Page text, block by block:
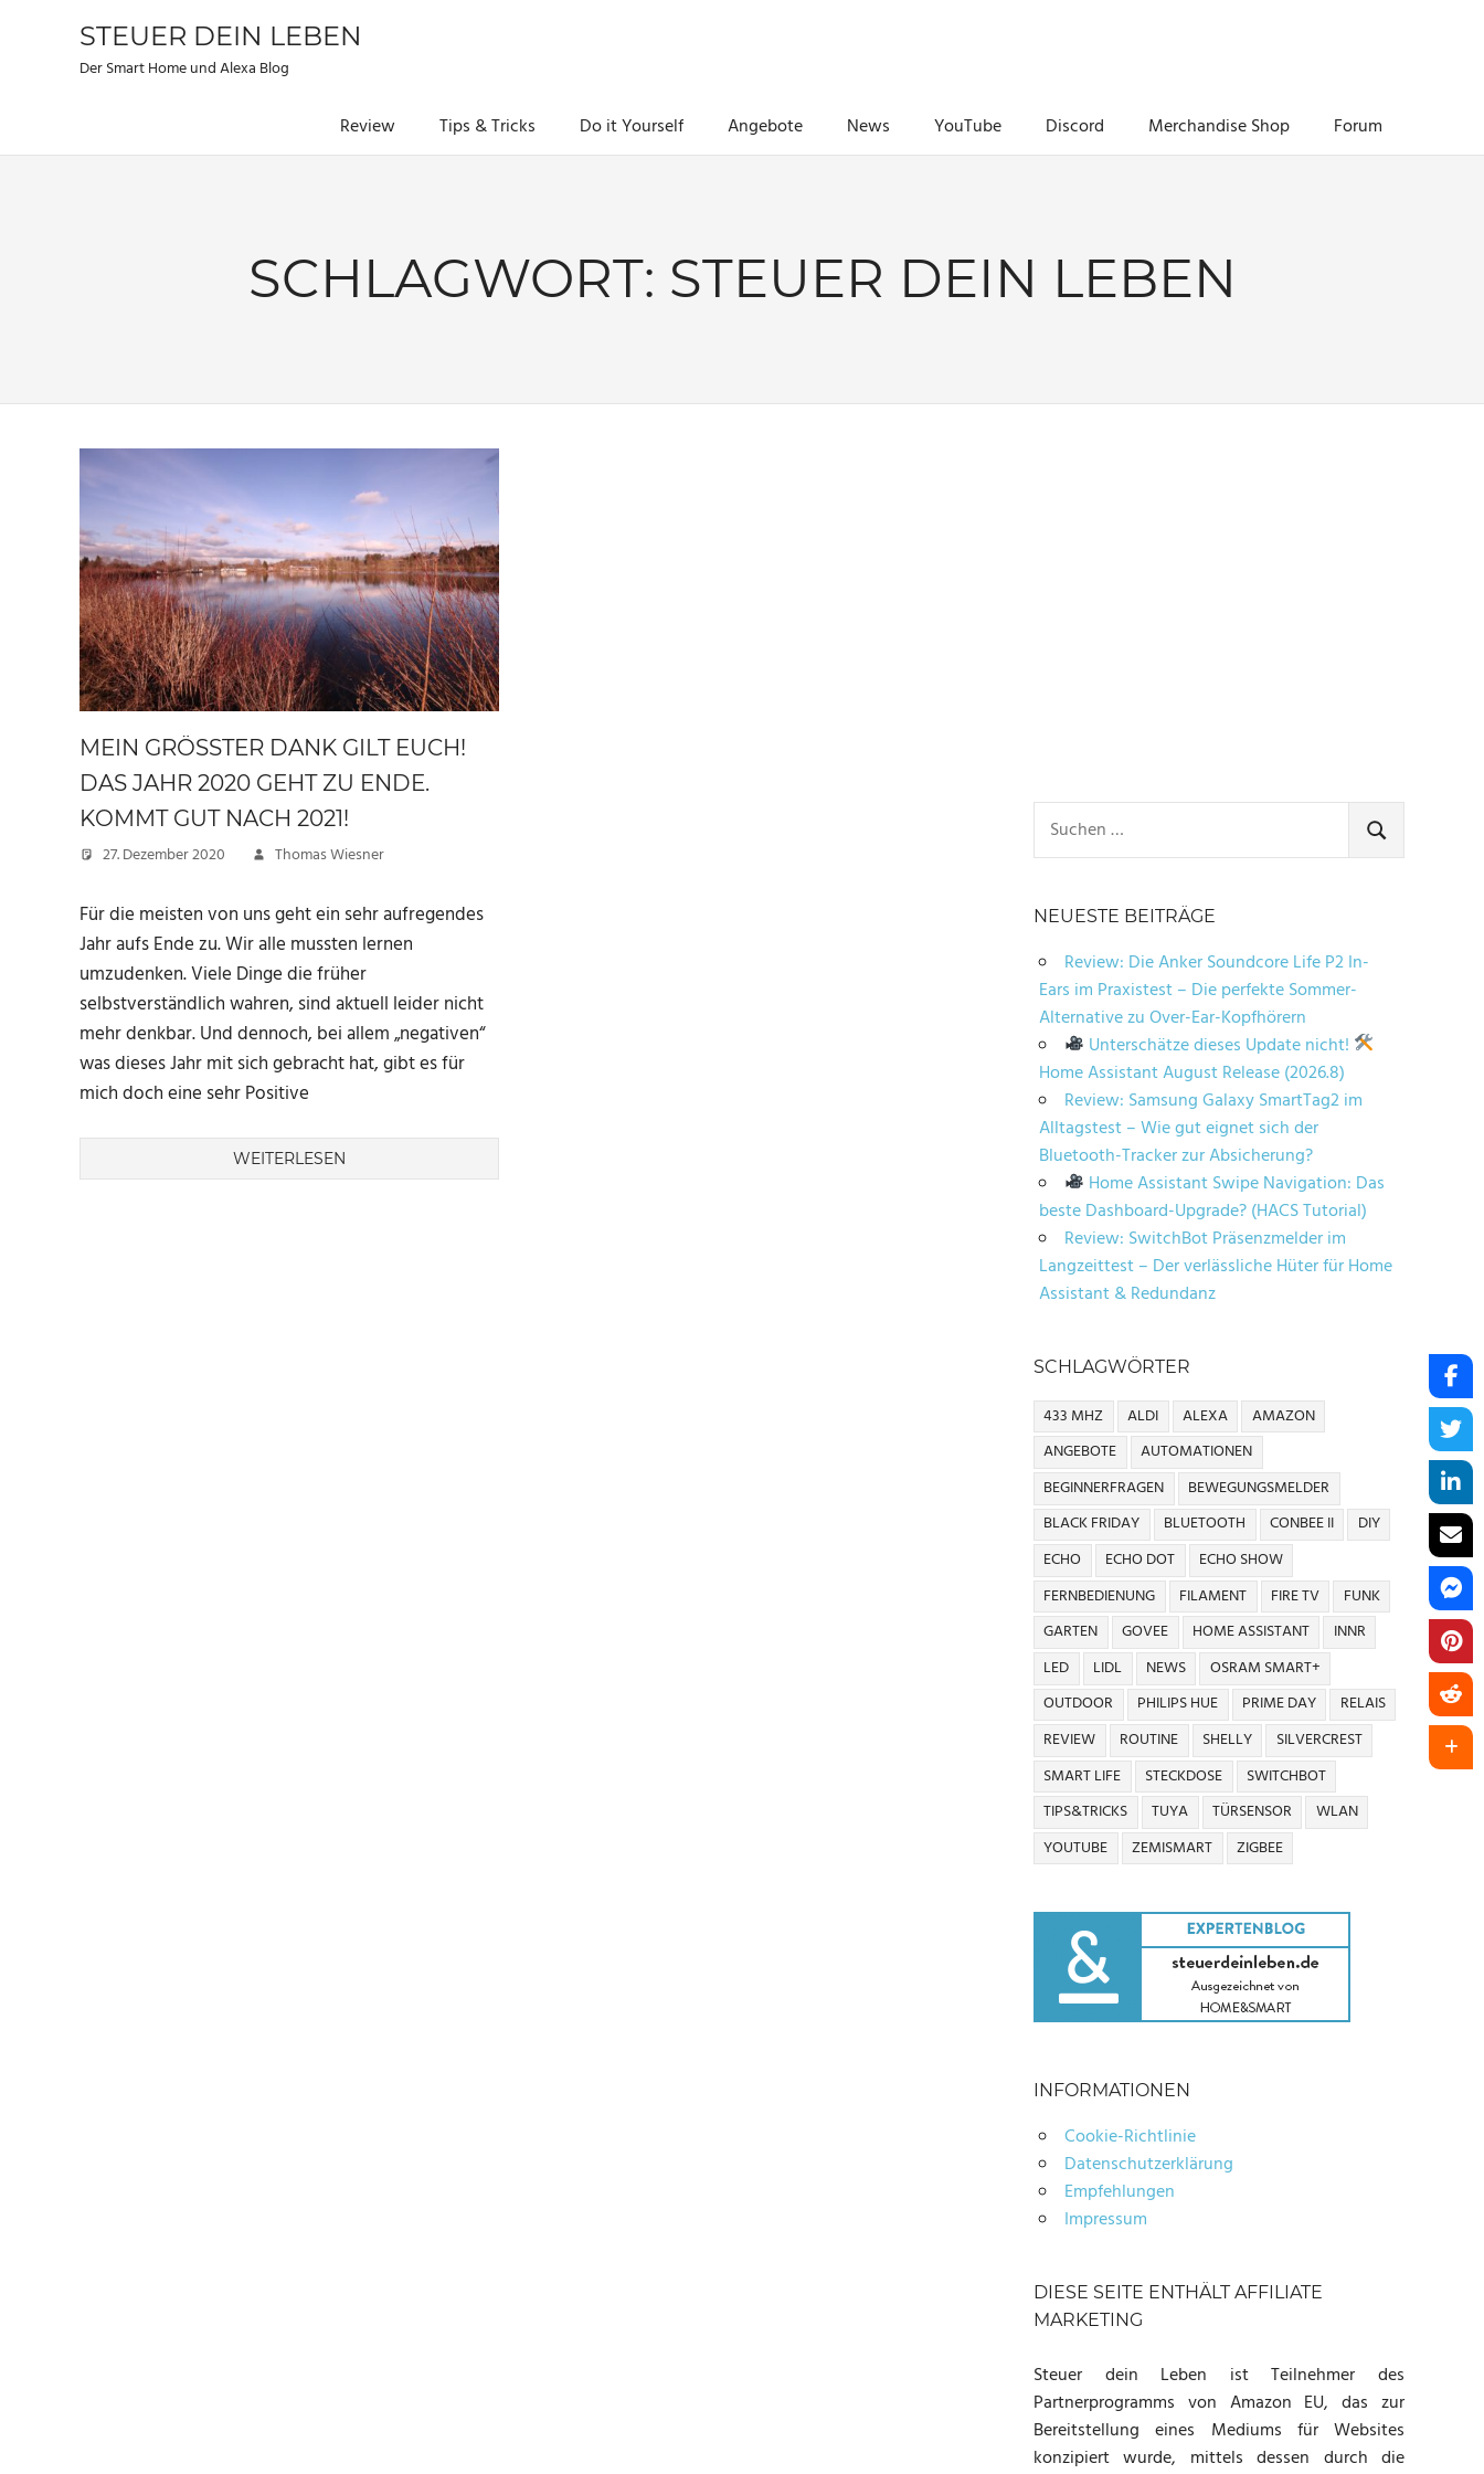
STEUER DEIN LEBEN
Der Smart Home und Alexa Blog
Review Tips & Tricks Do it Yourself Angebote News YouTube Discord Merchandise Shop Forum
SCHLAGWORT: STEUER DEIN LEBEN
MEIN GRÖSSTER DANK GILT EUCH! D
AS JAHR 2020 GEHT ZU ENDE. K
OMMT GUT NACH 2021!
27. Dezember 2020 Thomas Wiesner
Für die meisten von uns geht ein sehr aufregendes
Jahr aufs Ende zu. Wir alle mussten lernen
umzudenken. Viele Dinge die früher
selbstverständlich wahren, sind aktuell leider nicht
mehr denkbar. Und dennoch, bei allem „negativen“
was dieses Jahr mit sich gebracht hat, gibt es für
mich doch eine sehr Positive
WEITERLESEN
nach:
SUCHEN
NEUESTE BEITRÄGE
Review: Die Anker Soundcore Life P2 In-
Ears im Praxistest – Die perfekte Sommer-
Alternative zu Over-Ear-Kopfhörern
Unterschätze dieses Update nicht!
Home Assistant August Release (2026.8)
Review: Samsung Galaxy SmartTag2 im
Alltagstest – Wie gut eignet sich der
Bluetooth-Tracker zur Absicherung?
Home Assistant Swipe Navigation: Das
beste Dashboard-Upgrade? (HACS Tutorial)
Review: SwitchBot Präsenzmelder im
Langzeittest – Der verlässliche Hüter für Home
Assistant & Redundanz
SCHLAGWÖRTER
433 MHZ ALDI ALEXA
AMAZON
ANGEBOTE
AUTOMATIONEN
BEGINNERFRAGEN
BEWEGUNGSMELDER
BLACK FRIDAY
BLUETOOTH CONBEE II
DIY
ECHO
ECHO DOT
ECHO SHOW
FERNBEDIENUNG
FILAMENT FIRE TV
FUNK
GARTEN
GOVEE HOME ASSISTANT
INNR
LED
LIDL NEWS
OSRAM SMART+
OUTDOOR
PHILIPS HUE PRIME DAY
RELAIS
REVIEW
ROUTINE SHELLY
SILVERCREST
SMART LIFE
STECKDOSE
SWITCHBOT
TIPS&TRICKS
TUYA TÜRSENSOR
WLAN
YOUTUBE
ZEMISMART ZIGBEE
INFORMATIONEN
Cookie-Richtlinie
Datenschutzerklärung
Empfehlungen
Impressum
DIESE SEITE ENTHÄLT AFFILIATE
MARKETING
Steuer dein Leben ist Teilnehmer des
Partnerprogramms von Amazon EU, das zur
Bereitstellung eines Mediums für Websites
konzipiert wurde, mittels dessen durch die